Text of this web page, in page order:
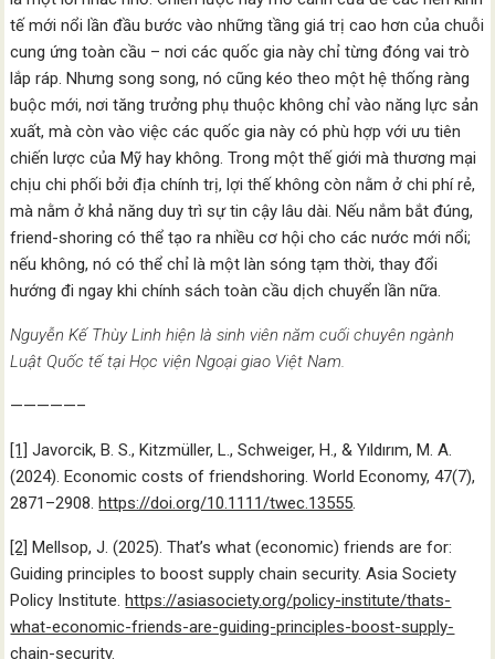
tế mới nổi lần đầu bước vào những tầng giá trị cao hơn của chuỗi
cung ứng toàn cầu – nơi các quốc gia này chỉ từng đóng vai trò
lắp ráp. Nhưng song song, nó cũng kéo theo một hệ thống ràng
buộc mới, nơi tăng trưởng phụ thuộc không chỉ vào năng lực sản
xuất, mà còn vào việc các quốc gia này có phù hợp với ưu tiên
chiến lược của Mỹ hay không. Trong một thế giới mà thương mại
chịu chi phối bởi địa chính trị, lợi thế không còn nằm ở chi phí rẻ,
mà nằm ở khả năng duy trì sự tin cậy lâu dài. Nếu nắm bắt đúng,
friend-shoring có thể tạo ra nhiều cơ hội cho các nước mới nổi;
nếu không, nó có thể chỉ là một làn sóng tạm thời, thay đổi
hướng đi ngay khi chính sách toàn cầu dịch chuyển lần nữa.
Nguyễn Kế Thùy Linh hiện là sinh viên năm cuối chuyên ngành
Luật Quốc tế tại Học viện Ngoại giao Việt Nam.
—————–
[1] Javorcik, B. S., Kitzmüller, L., Schweiger, H., & Yıldırım, M. A.
(2024). Economic costs of friendshoring. World Economy, 47(7),
2871–2908.https://doi.org/10.1111/twec.13555.
[2] Mellsop, J. (2025). That’s what (economic) friends are for:
Guiding principles to boost supply chain security. Asia Society
Policy Institute.https://asiasociety.org/policy-institute/thats-
what-economic-friends-are-guiding-principles-boost-supply-
chain-security.